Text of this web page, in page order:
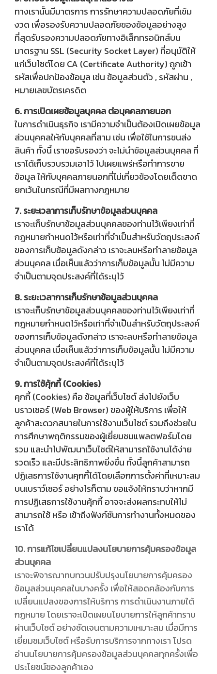
ทางเรานั้นมีมาตรการ การรักษาความปลอดภัยที่เข้ม
งวด เพื่อรองรับความปลอดภัยของข้อมูลอย่างสูง
ที่สุดรับรองความปลอดภัยทางอิเล็กทรอนิกส์บน
มาตรฐาน SSL (Security Socket Layer) ที่อนุมัติให้
แก่เว็บไซต์โดย CA (Certificate Authority) ถูกเข้า
รหัสเพื่อปกป้องข้อมูล เช่น ข้อมูลส่วนตัว , รหัสผ่าน ,
หมายเลขบัตรเครดิต
6. การเปิดเผยข้อมูลบุคคล ต่อบุคคลภายนอก
ในการดำเนินธุรกิจ เรามีความจำเป็นต้องเปิดเผยข้อมูล
ส่วนบุคคลให้กับบุคคลที่สาม เช่น เพื่อใช้ในการขนส่ง
สินค้า ทั้งนี้ เราขอรับรองว่า จะไม่นำข้อมูลส่วนบุคคล ที่
เราได้เก็บรวบรวมเอาไว้ ไปเผยแพร่หรือทำการขาย
ข้อมูล ให้กับบุคคลภายนอกที่ไม่เกี่ยวข้องโดยเด็ดขาด
ยกเว้นในกรณีที่มีผลทางกฎหมาย
7. ระยะเวลาการเก็บรักษาข้อมูลส่วนบุคคล
เราจะเก็บรักษาข้อมูลส่วนบุคคลของท่านไว้เพียงเท่าที่
กฎหมายกำหนดไว้หรือเท่าที่จำเป็นสำหรับวัตถุประสงค์
ของการเก็บข้อมูลดังกล่าว เราจะลบหรือทำลายข้อมูล
ส่วนบุคคล เมื่อเห็นแล้วว่าการเก็บข้อมูลนั้น ไม่มีความ
จำเป็นตามจุดประสงค์ที่ได้ระบุไว้
8. ระยะเวลาการเก็บรักษาข้อมูลส่วนบุคคล
เราจะเก็บรักษาข้อมูลส่วนบุคคลของท่านไว้เพียงเท่าที่
กฎหมายกำหนดไว้หรือเท่าที่จำเป็นสำหรับวัตถุประสงค์
ของการเก็บข้อมูลดังกล่าว เราจะลบหรือทำลายข้อมูล
ส่วนบุคคล เมื่อเห็นแล้วว่าการเก็บข้อมูลนั้น ไม่มีความ
จำเป็นตามจุดประสงค์ที่ได้ระบุไว้
9. การใช้คุ้กกี้ (Cookies)
คุกกี้ (Cookies) คือ ข้อมูลที่เว็บไซต์ ส่งไปยังเว็บ
บราวเซอร์ (Web Browser) ของผู้ให้บริการ เพื่อให้
ลูกค้าสะดวกสบายในการใช้งานเว็บไซต์ รวมถึงช่วยใน
การศึกษาพฤติกรรมของผู้เยี่ยมชมแพลตฟอร์มโดย
รวม และนำไปพัฒนาเว็บไซต์ให้สามารถใช้งานได้ง่าย
รวดเร็ว และมีประสิทธิภาพยิ่งขึ้น ทั้งนี้ลูกค้าสามารถ
ปฏิเสธการใช้งานคุกกี้ได้โดยเลือกการตั้งค่าที่เหมาะสม
บนเบราว์เซอร์ อย่างไรก็ตาม ขอแจ้งให้ทราบว่าหากมี
การปฏิเสธการใช้งานคุ้กกี้ อาจจะส่งผลกระทบให้ไม่
สามารถใช้ หรือ เข้าถึงฟังก์ชันการทำงานทั้งหมดของ
เราได้
10. การแก้ไขเปลี่ยนแปลงนโยบายการคุ้มครองข้อมูล
ส่วนบุคคล
เราจะพิจารณาทบทวนปรับปรุงนโยบายการคุ้มครอง
ข้อมูลส่วนบุคคลในบางครั้ง เพื่อให้สอดคล้องกับการ
เปลี่ยนแปลงของการให้บริการ การดำเนินงานภายใต้
กฏหมาย โดยเราจะเปิดเผยนโยบายการให้ลูกค้าทราบ
ผ่านเว็บไซต์ อย่างชัดเจนตามความเหมาะสม เมื่อมีการ
เยี่ยมชมเว็บไซต์ หรือรับการบริการจากทางเรา โปรด
อ่านนโยบายการคุ้มครองข้อมูลส่วนบุคคลทุกครั้งเพื่อ
ประโยชน์ของลูกค้าเอง